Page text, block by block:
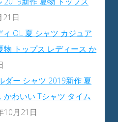
21日
OL 夏 シャツ カジュア
物 トップス レディース か
ダー シャツ 2019新作 夏
わいい Tシャツ タイム
10月21日